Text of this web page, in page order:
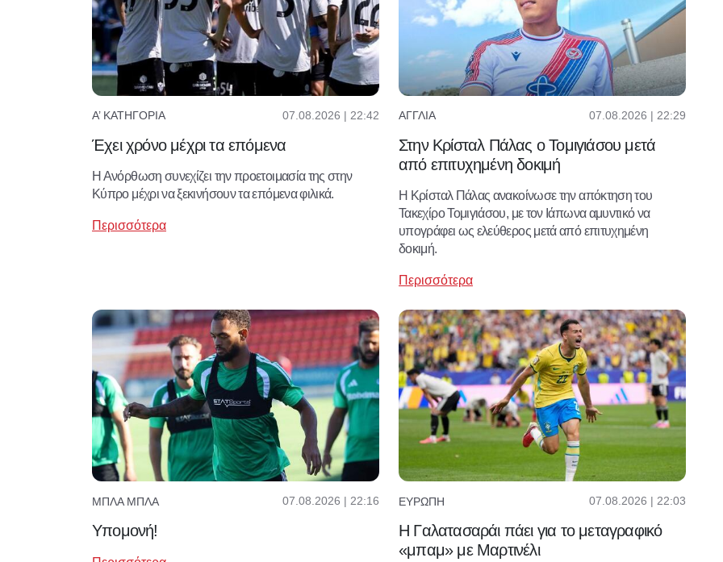
Α’ ΚΑΤΗΓΟΡΊΑ 07.08.2026 | 22:42
Έχει χρόνο μέχρι τα επόμενα
Η Ανόρθωση συνεχίζει την προετοιμασία της στην
Κύπρο μέχρι να ξεκινήσουν τα επόμενα φιλικά.
Περισσότερα
ΑΓΓΛΊΑ 07.08.2026 | 22:29
Στην Κρίσταλ Πάλας ο Τομιγιάσου μετά
από επιτυχημένη δοκιμή
Η Κρίσταλ Πάλας ανακοίνωσε την απόκτηση του
Τακεχίρο Τομιγιάσου, με τον Ιάπωνα αμυντικό να
υπογράφει ως ελεύθερος μετά από επιτυχημένη
δοκιμή.
Περισσότερα
ΜΠΛΑ ΜΠΛΑ 07.08.2026 | 22:16
Υπομονή!
ΕΥΡΏΠΗ 07.08.2026 | 22:03
Η Γαλατασαράι πάει για το μεταγραφικό
«μπαμ» με Μαρτινέλι